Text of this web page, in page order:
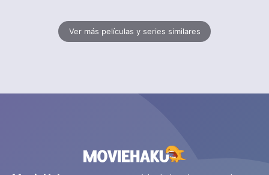
Ver más películas y series similares